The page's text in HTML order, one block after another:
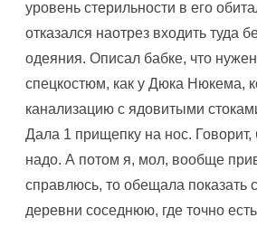
уровень стерильности в его
отказался наотрез входить туда
одеяния. Описал бабке, что нужен
спецкостюм, как у Дюка Hюкема,
канализацию с ядовитыми
Дала 1 прищепку на нос.
надо. А потом я, мол, вообще
справлюсь, то обещала показать
деревни соседнюю, где точно